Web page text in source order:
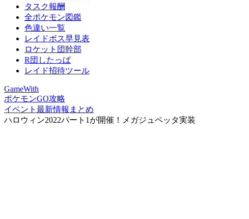
タスク報酬
全ポケモン図鑑
色違い一覧
レイドボス早見表
ロケット団幹部
R団したっぱ
レイド招待ツール
GameWith
ポケモンGO攻略
イベント最新情報まとめ
ハロウィン2022パート1が開催！メガジュペッタ実装